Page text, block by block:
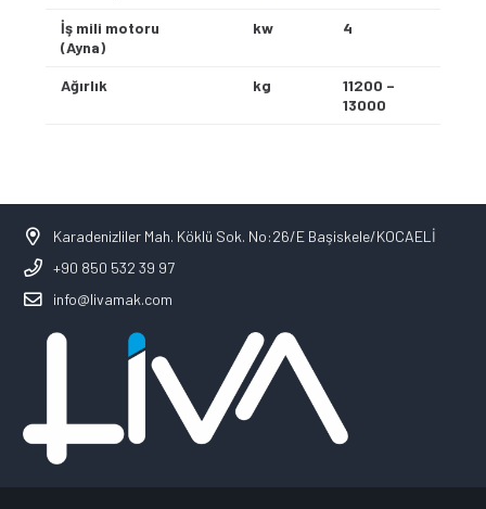
İş mili motoru
(Ayna)
kw 4
Ağırlık kg
11200 –
13000
Karadenizliler Mah. Köklü Sok. No:26/E Başiskele/KOCAELİ
+90 850 532 39 97
info@livamak.com